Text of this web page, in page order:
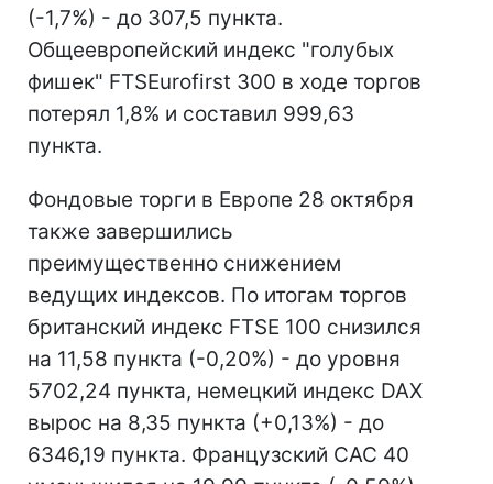
(-1,7%) - до 307,5 пункта.
Общеевропейский индекс "голубых
фишек" FTSEurofirst 300 в ходе торгов
потерял 1,8% и составил 999,63
пункта.
Фондовые торги в Европе 28 октября
также завершились
преимущественно снижением
ведущих индексов. По итогам торгов
британский индекс FTSE 100 снизился
на 11,58 пункта (-0,20%) - до уровня
5702,24 пункта, немецкий индекс DAX
вырос на 8,35 пункта (+0,13%) - до
6346,19 пункта. Французский CAC 40